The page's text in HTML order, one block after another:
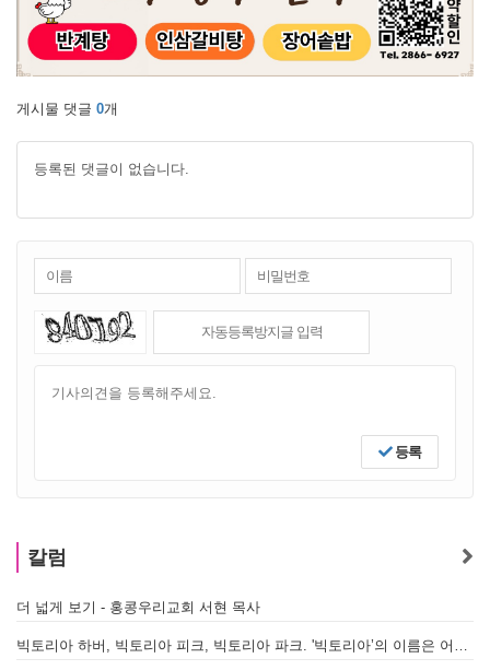
게시물 댓글 0개
등록된 댓글이 없습니다.
등록
칼럼
더 넓게 보기 - 홍콩우리교회 서현 목사